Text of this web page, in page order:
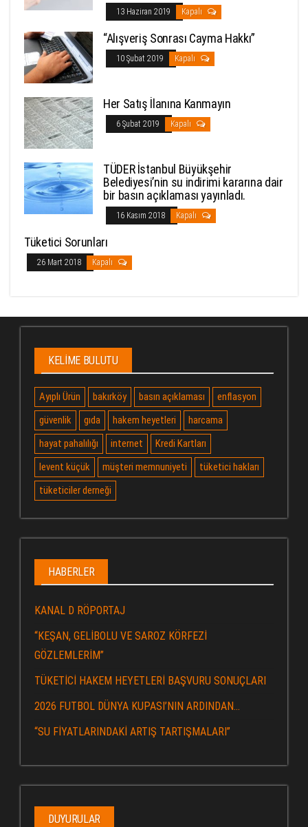
13 Haziran 2019 Kapalı
“Alışveriş Sonrası Cayma Hakkı”
10 Şubat 2019 Kapalı
Her Satış İlanına Kanmayın
6 Şubat 2019 Kapalı
TÜDER İstanbul Büyükşehir
Belediyesi’nin su indirimi kararına dair
bir basın açıklaması yayınladı.
16 Kasım 2018 Kapalı
Tüketici Sorunları
26 Mart 2018 Kapalı
KELIME BULUTU
Ayıplı Ürün bakırköy basın açıklaması
enflasyon
güvenlik
gıda hakem heyetleri
harcama
hayat pahalılığı
internet
Kredi Kartları
levent küçük
müşteri memnuniyeti
tüketici hakları
tüketiciler derneği
HABERLER
KANAL D RÖPORTAJ
“KEŞAN, GELİBOLU VE SAROZ KÖRFEZİ
GÖZLEMLERİM”
TÜKETİCİ HAKEM HEYETLERİ BAŞVURU SONUÇLARI
2026 FUTBOL DÜNYA KUPASI’NIN ARDINDAN…
“SU FİYATLARINDAKİ ARTIŞ TARTIŞMALARI”
DUYURULAR